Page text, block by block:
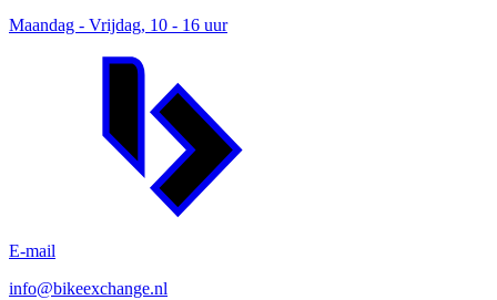
Maandag - Vrijdag, 10 - 16 uur
E-mail
info@bikeexchange.nl